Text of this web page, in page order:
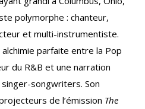
polymorphe : chanteur,
et multi-instrumentiste.
parfaite entre la Pop
du R&B et une narration
songwriters. Son
de l’émission The